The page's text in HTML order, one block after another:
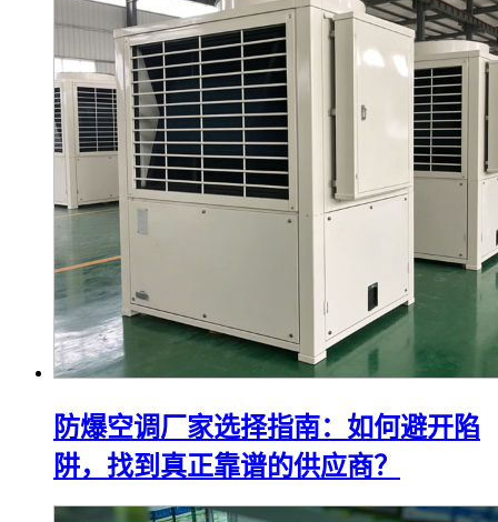
防爆空调厂家选择指南：如何避开陷
阱，找到真正靠谱的供应商？